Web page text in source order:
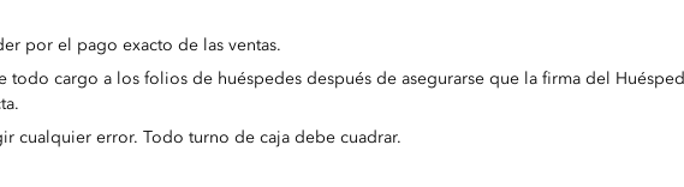
por el pago exacto de las ventas.
todo cargo a los folios de huéspedes después de asegurarse que la firma del Huésped
cualquier error. Todo turno de caja debe cuadrar.